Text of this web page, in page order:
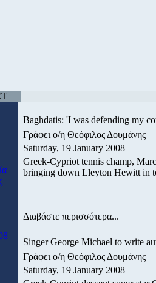
Baghdatis: 'I was defending my
Γράφει ο/η Θεόφιλος Δουμάνης
Saturday, 19 January 2008
Greek-Cypriot tennis champ,
bringing down Lleyton Hewitt in
Διαβάστε περισσότερα...
Singer George Michael to write
Γράφει ο/η Θεόφιλος Δουμάνης
Saturday, 19 January 2008